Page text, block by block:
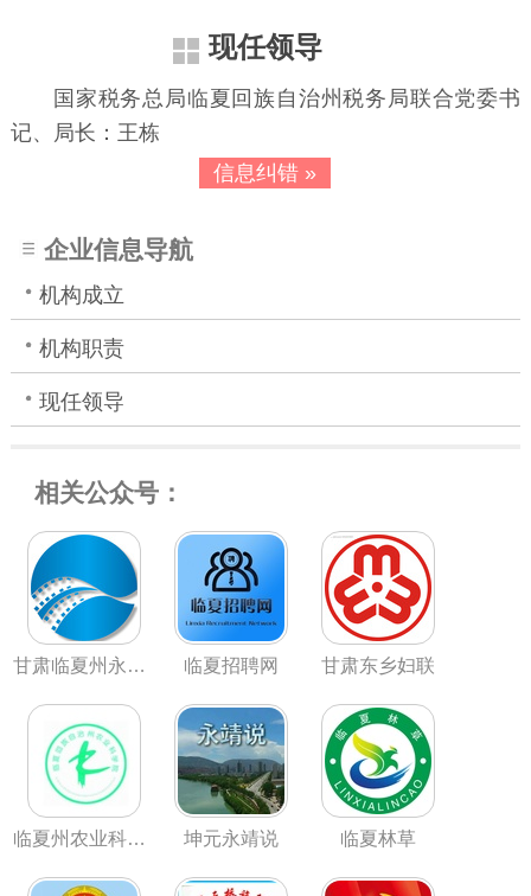
现任领导
国家税务总局临夏回族自治州税务局联合党委书
记、局长：王栋
信息纠错 »
企业信息导航
机构成立
机构职责
现任领导
相关公众号：
甘肃临夏州永靖县锦绣天河电影城 临夏招聘网 甘肃东乡妇联
临夏州农业科学院 坤元永靖说 临夏林草